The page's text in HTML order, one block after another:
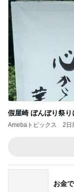
假屋崎 ぼんぼり祭
Amebaトピックス 2日
お金